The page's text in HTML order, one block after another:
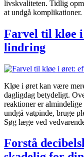
livskvaliteten. Tidlig
at undgå komplikationer.
Farvel til kløe
lindring
Kløe i øret kan være
dagligdag betydeligt.
reaktioner er
undgå vatpinde, bruge
Søg læge ved
Forstå